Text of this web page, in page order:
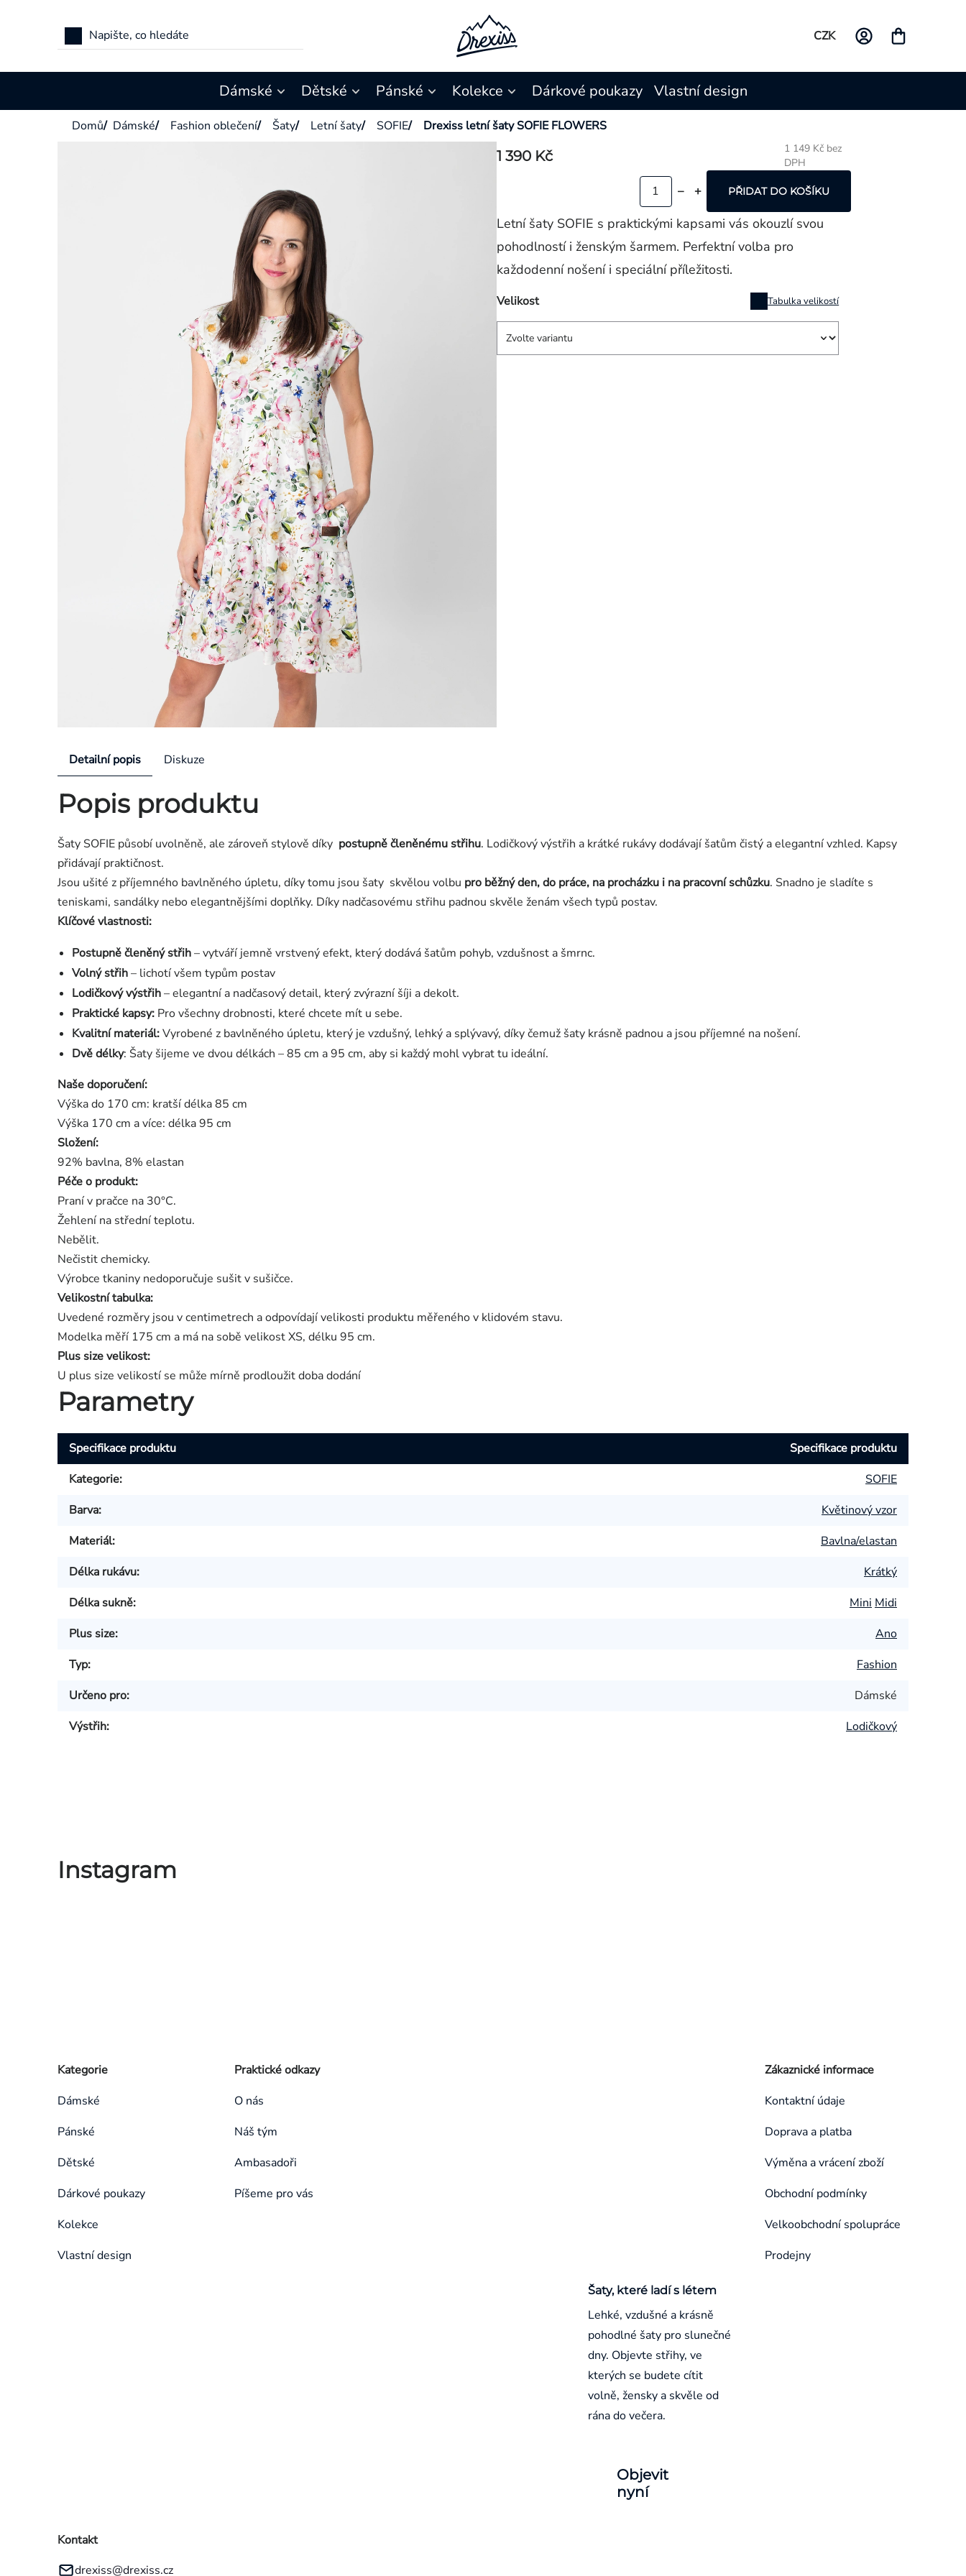
CZK
Dámské Dětské Pánské Kolekce Dárkové poukazy Vlastní design
Domů/ Dámské/ Fashion oblečení/ Šaty/ Letní šaty/ SOFIE/ Drexiss letní šaty SOFIE FLOWERS
1 390 Kč
1 149 Kč bez
DPH
Velikost Tabulka velikostí
PŘIDAT DO KOŠÍKU
Letní šaty SOFIE s praktickými kapsami vás okouzlí svou
pohodlností i ženským šarmem. Perfektní volba pro
každodenní nošení i speciální příležitosti.
Detailní popis Diskuze
Popis produktu
Šaty SOFIE působí uvolněně, ale zároveň stylově díky postupněčleněnému střihu. Lodičkový výstřih a krátké rukávy dodávají šatům čistý a elegantní vzhled. Kapsy
přidávají praktičnost.
Jsou ušité z příjemného bavlněného úpletu, díky tomu jsou šaty skvělou volbu pro běžný den, do práce, na procházku i na pracovní schůzku. Snadno je sladíte s
teniskami, sandálky nebo elegantnějšími doplňky. Díky nadčasovému střihu padnou skvěle ženám všech typů postav.
Klíčové vlastnosti:
Postupně členěný střih– vytváří jemně vrstvený efekt, který dodává šatům pohyb, vzdušnost a šmrnc.
Volný střih– lichotí všem typům postav
Lodičkový výstřih– elegantní a nadčasový detail, který zvýrazní šíji a dekolt.
Praktické kapsy: Pro všechny drobnosti, které chcete mít u sebe.
Kvalitní materiál:Vyrobené z bavlněného úpletu, který je vzdušný, lehký a splývavý, díky čemuž šaty krásně padnou a jsou příjemné na nošení.
Dvě délky: Šaty šijeme ve dvou délkách – 85 cm a 95 cm, aby si každý mohl vybrat tu ideální.
Naše doporučení:
Výška do 170 cm: kratší délka 85 cm
Výška 170 cm a více: délka 95 cm
Složení:
92% bavlna, 8% elastan
Péče o produkt:
Praní v pračce na 30°C.
Žehlení na střední teplotu.
Nebělit.
Nečistit chemicky.
Výrobce tkaniny nedoporučuje sušit v sušičce.
Velikostní tabulka:
Uvedené rozměry jsou v centimetrech a odpovídají velikosti produktu měřeného v klidovém stavu.
Modelka měří 175 cm a má na sobě velikost XS, délku 95 cm.
Plus size velikost:
U plus size velikostí se může mírně prodloužit doba dodání
Parametry
Specifikace produktu
Specifikace produktu
Kategorie:
SOFIE
Barva:
Květinový vzor
Materiál:
Bavlna/elastan
Délka rukávu:
Krátký
Délka sukně: Mini Midi
Plus size:
Ano
Typ:
Fashion
Určeno pro:
Dámské
Výstřih: Lodičkový
Instagram
kategorie
Kategorie
Dámské
Pánské
Dětské
Dárkové poukazy
Kolekce
Vlastní design
Praktické odkazy
O nás
Náš tým
Ambasadoři
Píšeme pro vás
Šaty, které ladí s létem
Lehké, vzdušné a krásně
pohodlné šaty pro slunečné
dny. Objevte střihy, ve
kterých se budete cítit
volně, žensky a skvěle od
rána do večera.
Objevit
nyní
Zákaznické informace
Kontaktní údaje
Doprava a platba
Výměna a vrácení zboží
Obchodní podmínky
Velkoobchodní spolupráce
Prodejny
Kontakt
drexiss@drexiss.cz